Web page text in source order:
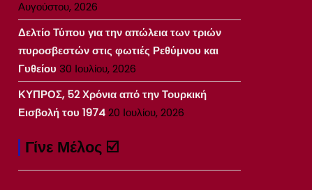
Αυγούστου, 2026
Δελτίο Τύπου για την απώλεια των τριών
πυροσβεστών στις φωτιές Ρεθύμνου και
Γυθείου 30 Ιουλίου, 2026
ΚΥΠΡΟΣ, 52 Χρόνια από την Τουρκική
Εισβολή του 197420 Ιουλίου, 2026
Γίνε Μέλος ☑️